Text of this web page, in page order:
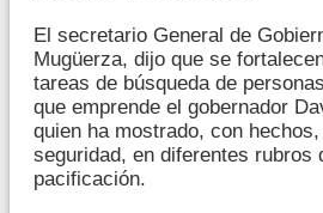
El secretario General de
Mugüerza, dijo que se
tareas de búsqueda de
que emprende el gobernador
quien ha mostrado, con
seguridad, en diferentes rubros
pacificación.